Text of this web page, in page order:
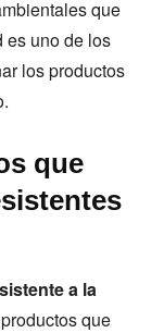
que
es uno de los
los productos
que
a la
que